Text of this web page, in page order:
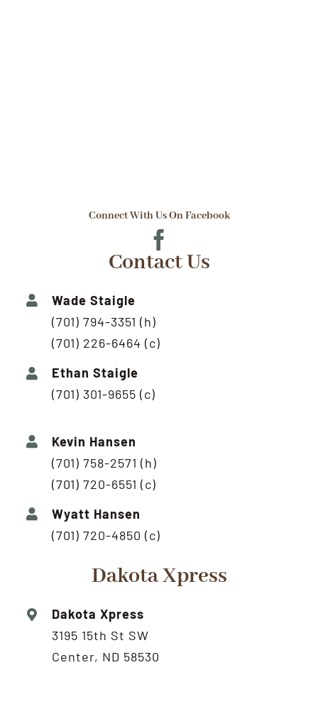
Connect With Us On Facebook
Contact Us
Wade Staigle
(701) 794-3351 (h)
(701) 226-6464 (c)
Ethan Staigle
(701) 301-9655 (c)
Kevin Hansen
(701) 758-2571 (h)
(701) 720-6551 (c)
Wyatt Hansen
(701) 720-4850 (c)
Dakota Xpress
Dakota Xpress
3195 15th St SW
Center, ND 58530